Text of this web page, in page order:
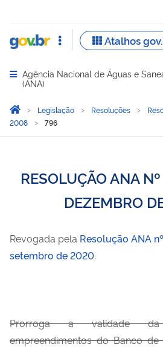
Abrir menu principal de
Agência Nacional de Águas e
(ANA)
Você está aqui:
Página Inicial
Legislação Resoluções
2008
796
RESOLUÇÃO ANA
DEZEMBRO
Revogada pela Resolução ANA
setembro de 2020.
Prorroga a validade
empreendimentos do Banco de